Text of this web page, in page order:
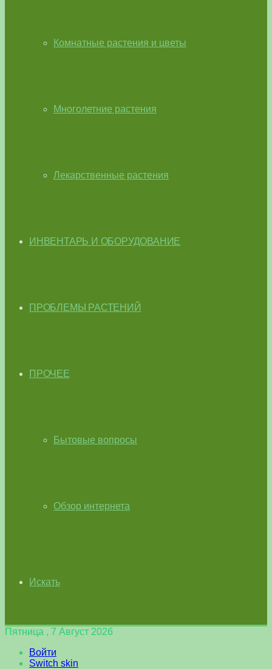
Комнатные растения и цветы
Многолетние растения
Лекарственные растения
ИНВЕНТАРЬ И ОБОРУДОВАНИЕ
ПРОБЛЕМЫ РАСТЕНИЙ
ПРОЧЕЕ
Бытовые вопросы
Обзор интернета
Искать
Пятница , 7 Август 2026
Войти
Switch skin